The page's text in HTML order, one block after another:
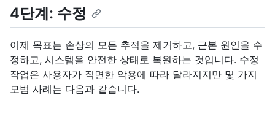
4단계: 수정
이제 목표는 손상의 모든 추적을 제거하고, 근본 원인을 수
정하고, 시스템을 안전한 상태로 복원하는 것입니다. 수정
작업은 사용자가 직면한 악용에 따라 달라지지만 몇 가지
모범 사례는 다음과 같습니다.